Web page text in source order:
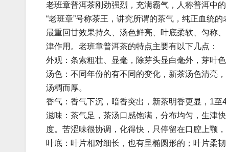
老班章普洱茶刚劲强烈，充满霸气，人称普洱中
“老班章”号称茶王，讲究所谓的茶气，纯正血统
最重回甘效果持久、汤色鲜亮、叶底柔软、匀称
津作用。老班章普洱茶的特点主要有以下几点：
外观：条索粗壮、显毫，除芽头显白毫外，芽叶色
汤色：不同年份的有不同的变化，新茶汤色清亮
汤稠而厚。
香气：香气下沉，暗香突出，新茶明香更显，1至
滋味：茶气足，茶汤口感饱满，分布均匀，生津
度。苦涩味很协调，化得快，只停留在口腔上颚
叶底：叶片相对细长，也有呈椭圆形的；叶片柔